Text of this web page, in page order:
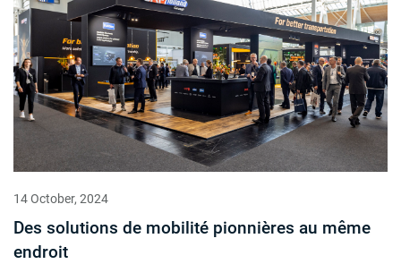
14 October, 2024
Des solutions de mobilité pionnières au même
endroit